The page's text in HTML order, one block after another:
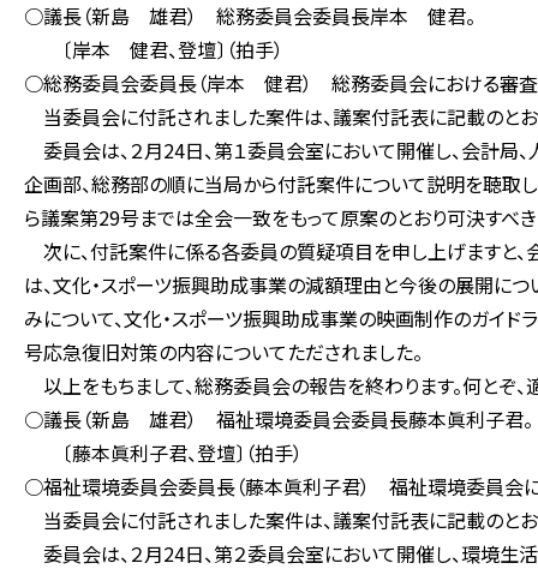
○議長（新島 雄君） 総務委員会委員長岸本 健君。
〔岸本 健君、登壇〕（拍手）
○総務委員会委員長（岸本 健君） 総務委員会における審査
当委員会に付託されました案件は、議案付託表に記載のとお
委員会は、２月24日、第１委員会室において開催し、会計局
企画部、総務部の順に当局から付託案件について説明を聴取
ら議案第29号までは全会一致をもって原案のとおり可決すべき
次に、付託案件に係る各委員の質疑項目を申し上げますと
は、文化・スポーツ振興助成事業の減額理由と今後の展開に
みについて、文化・スポーツ振興助成事業の映画制作のガイ
号応急復旧対策の内容についてただされました。
以上をもちまして、総務委員会の報告を終わります。何とぞ
○議長（新島 雄君） 福祉環境委員会委員長藤本眞利子君。
〔藤本眞利子君、登壇〕（拍手）
○福祉環境委員会委員長（藤本眞利子君） 福祉環境委員会
当委員会に付託されました案件は、議案付託表に記載のとお
委員会は、２月24日、第２委員会室において開催し、環境